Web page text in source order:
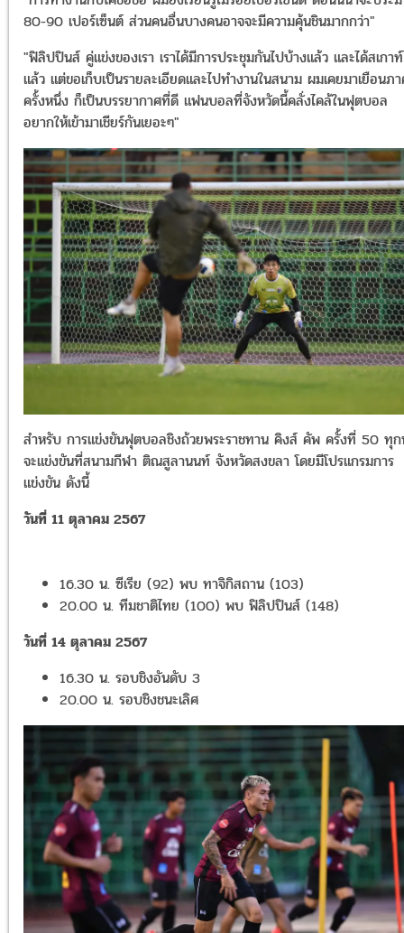
80-90 เปอร์เซ็นต์ ส่วนคนอื่นบางคนอาจจะมีความคุ้นชินมากกว่า"
"ฟิลิปปินส์ คู่แข่งของเรา เราได้มีการประชุมกันไปบ้างแล้ว และได้สเกา
แล้ว แต่ขอเก็บเป็นรายละเอียดและไปทำงานในสนาม ผมเคยมาเยือนภ
ครั้งหนึ่ง ก็เป็นบรรยากาศที่ดี แฟนบอลที่จังหวัดนี้คลั่งไคล้ในฟุตบอล
อยากให้เข้ามาเชียร์กันเยอะๆ"
สำหรับ การแข่งขันฟุตบอลชิงถ้วยพระราชทาน คิงส์ คัพ ครั้งที่ 50 ทุ
จะแข่งขันที่สนามกีฬา ติณสูลานนท์ จังหวัดสงขลา โดยมีโปรแกรมการ
แข่งขัน ดังนี้
วันที่ 11 ตุลาคม 2567
16.30 น. ซีเรีย (92) พบ ทาจิกิสถาน (103)
20.00 น. ทีมชาติไทย (100) พบ ฟิลิปปินส์ (148)
วันที่ 14 ตุลาคม 2567
16.30 น. รอบชิงอันดับ 3
20.00 น. รอบชิงชนะเลิศ